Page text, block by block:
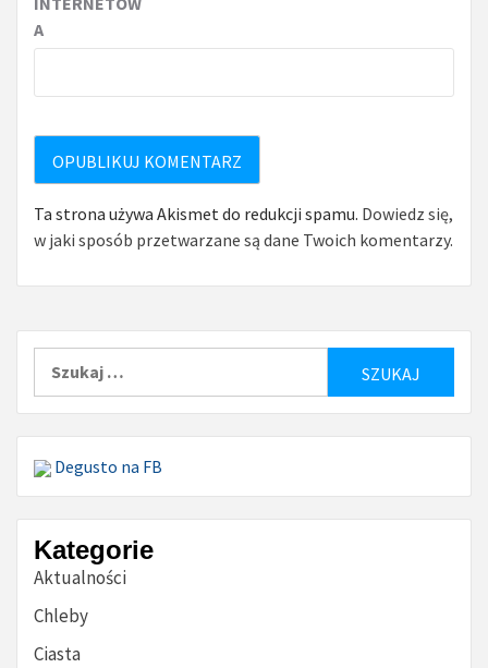
A
Ta strona używa Akismet do redukcji spamu. Dowiedz się,
w jaki sposób przetwarzane są dane Twoich komentarzy.
Degusto na FB
Kategorie
Aktualności
Chleby
Ciasta